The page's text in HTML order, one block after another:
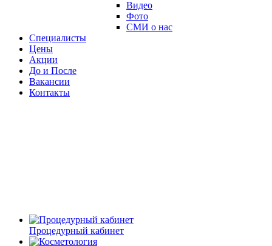
Видео
Фото
СМИ о нас
Специалисты
Цены
Акции
До и После
Вакансии
Контакты
Процедурный кабинет